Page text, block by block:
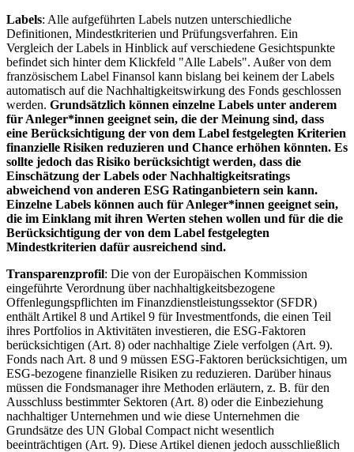
Labels: Alle aufgeführten Labels nutzen unterschiedliche
Definitionen, Mindestkriterien und Prüfungsverfahren. Ein
Vergleich der Labels in Hinblick auf verschiedene Gesichtspunkte
befindet sich hinter dem Klickfeld "Alle Labels". Außer von dem
französischem Label Finansol kann bislang bei keinem der Labels
automatisch auf die Nachhaltigkeitswirkung des Fonds geschlossen
werden. Grundsätzlich können einzelne Labels unter anderem
für Anleger*innen geeignet sein, die der Meinung sind, dass
eine Berücksichtigung der von dem Label festgelegten Kriterien
finanzielle Risiken reduzieren und Chance erhöhen könnten. Es
sollte jedoch das Risiko berücksichtigt werden, dass die
Einschätzung der Labels oder Nachhaltigkeitsratings
abweichend von anderen ESG Ratinganbietern sein kann.
Einzelne Labels können auch für Anleger*innen geeignet sein,
die im Einklang mit ihren Werten stehen wollen und für die die
Berücksichtigung der von dem Label festgelegten
Mindestkriterien dafür ausreichend sind.
Transparenzprofil: Die von der Europäischen Kommission
eingeführte Verordnung über nachhaltigkeitsbezogene
Offenlegungspflichten im Finanzdienstleistungssektor (SFDR)
enthält Artikel 8 und Artikel 9 für Investmentfonds, die einen Teil
ihres Portfolios in Aktivitäten investieren, die ESG-Faktoren
berücksichtigen (Art. 8) oder nachhaltige Ziele verfolgen (Art. 9).
Fonds nach Art. 8 und 9 müssen ESG-Faktoren berücksichtigen, um
ESG-bezogene finanzielle Risiken zu reduzieren. Darüber hinaus
müssen die Fondsmanager ihre Methoden erläutern, z. B. für den
Ausschluss bestimmter Sektoren (Art. 8) oder die Einbeziehung
nachhaltiger Unternehmen und wie diese Unternehmen die
Grundsätze des UN Global Compact nicht wesentlich
beeinträchtigen (Art. 9). Diese Artikel dienen jedoch ausschließlich